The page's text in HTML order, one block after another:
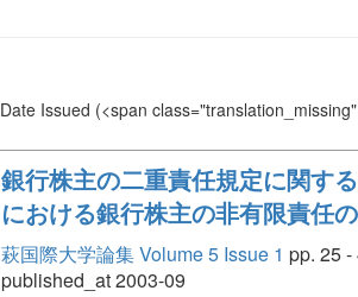
Date Issued (<span
銀行株主の二重責任規定に関す
における銀行株主の非有限責任
萩国際大学論集 Volume 5 Issue 1 pp. 25 -
published_at 2003-09